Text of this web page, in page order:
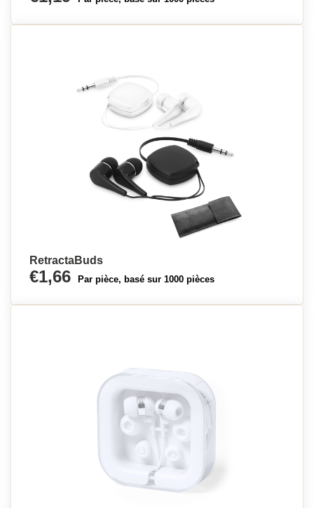
RetractaBuds
€1,66 Par pièce, basé sur 1000 pièces